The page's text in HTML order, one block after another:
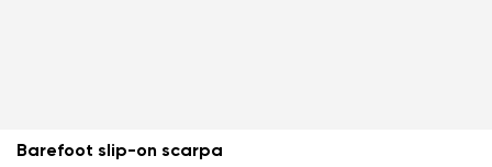
Barefoot slip-on scarpa